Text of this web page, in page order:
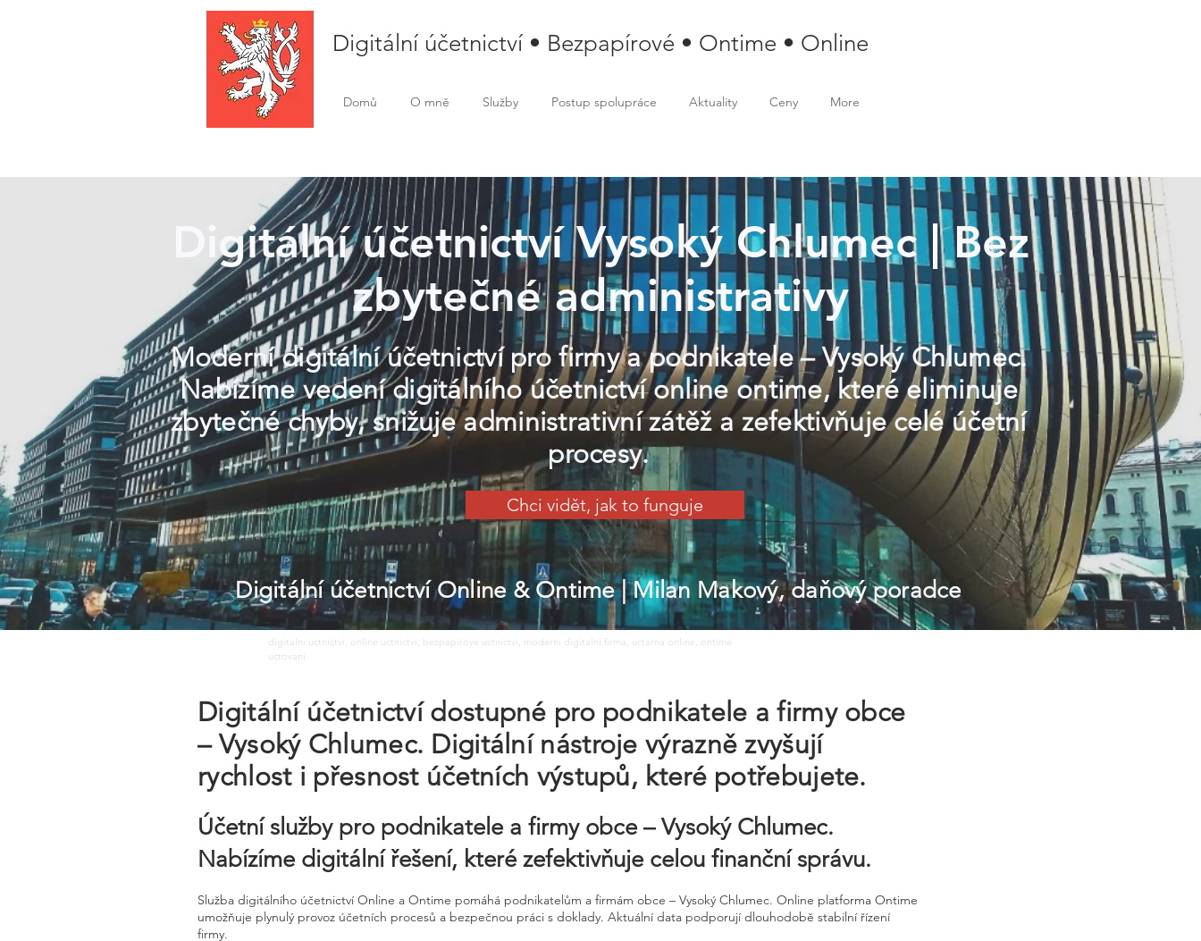
Digitální účetnictví • Bezpapírové • Ontime • Online
Domů O mně Služby Postup spolupráce Aktuality Ceny More
Digitální účetnictví Vysoký Chlumec | Bez
zbytečné administrativy
Moderní digitální účetnictví pro firmy a podnikatele – Vysoký Chlumec.
Nabízíme vedení digitálního účetnictví online ontime, které eliminuje
zbytečné chyby, snižuje administrativní zátěž a zefektivňuje celé účetní
procesy.
Chci vidět, jak to funguje
Digitální účetnictví Online & Ontime| Milan Makový, daňový poradce
digitalni uctnictvi, online uctnictvi, bezpapirove uctnictvi, moderni digitalni firma, uctarna online, ontime
uctovani
Digitální účetnictví dostupné pro podnikatele a firmy obce
– Vysoký Chlumec. Digitální nástroje výrazně zvyšují
rychlost i přesnost účetních výstupů, které potřebujete.
Účetní služby pro podnikatele a firmy obce – Vysoký Chlumec.
Nabízíme digitální řešení, které zefektivňuje celou finanční správu.
Služba digitálního účetnictví Online a Ontime pomáhá podnikatelům a firmám obce – Vysoký Chlumec. Online platforma Ontime
umožňuje plynulý provoz účetních procesů a bezpečnou práci s doklady. Aktuální data podporují dlouhodobě stabilní řízení
firmy.